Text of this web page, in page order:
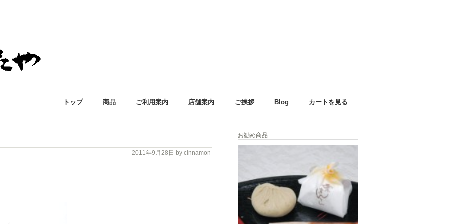
トップ 商品 ご利用案内 店舗案内 ご挨拶 Blog カートを見る
2011年9月28日 by cinnamon
お勧め商品